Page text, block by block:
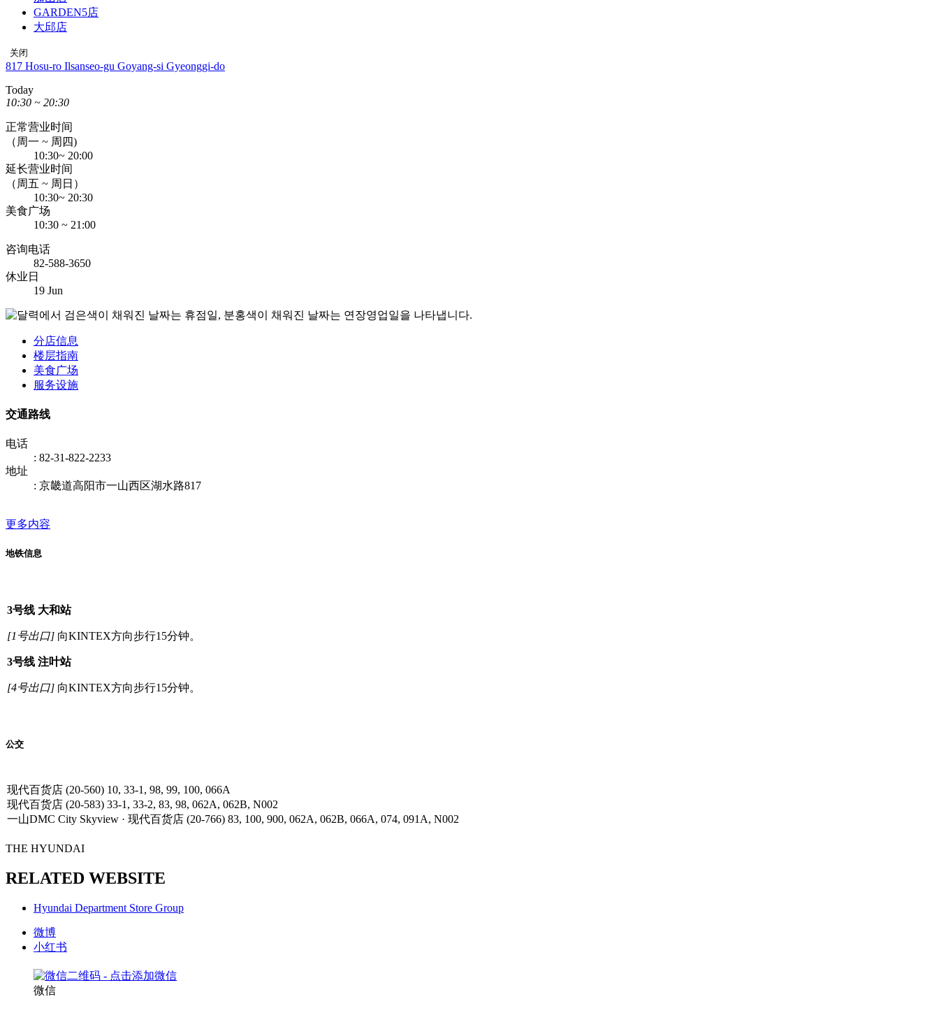
GARDEN5店
大邱店
关闭
Address
817 Hosu-ro Ilsanseo-gu Goyang-si Gyeonggi-do
Today
10:30 ~ 20:30
正常营业时间
（周一 ~ 周四)
10:30~ 20:00
延长营业时间
（周五 ~ 周日）
10:30~ 20:30
美食广场
10:30 ~ 21:00
咨询电话
82-588-3650
休业日
19 Jun
分店信息
楼层指南
美食广场
服务设施
交通路线
电话
: 82-31-822-2233
地址
: 京畿道高阳市一山西区湖水路817
更多内容
地铁信息
a
3号线 大和站
[1号出口] 向KINTEX方向步行15分钟。
3号线 注叶站
[4号出口] 向KINTEX方向步行15分钟。
公交
using
a
bus
现代百货店 (20-560) 10, 33-1, 98, 99, 100, 066A
现代百货店 (20-583) 33-1, 33-2, 83, 98, 062A, 062B, N002
一山DMC City Skyview · 现代百货店 (20-766) 83, 100, 900, 062A, 062B, 066A, 074, 091A, N002
THE HYUNDAI
RELATED WEBSITE
Hyundai Department Store Group
微博
小红书
微信